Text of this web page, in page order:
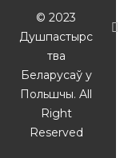
© 2023
Душпастырс
тва
Беларусаў у
Польшчы. All
Right
Reserved